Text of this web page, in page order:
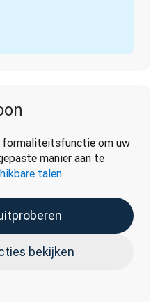
formaliteitsfunctie om uw
manier aan te
talen.
bekijken